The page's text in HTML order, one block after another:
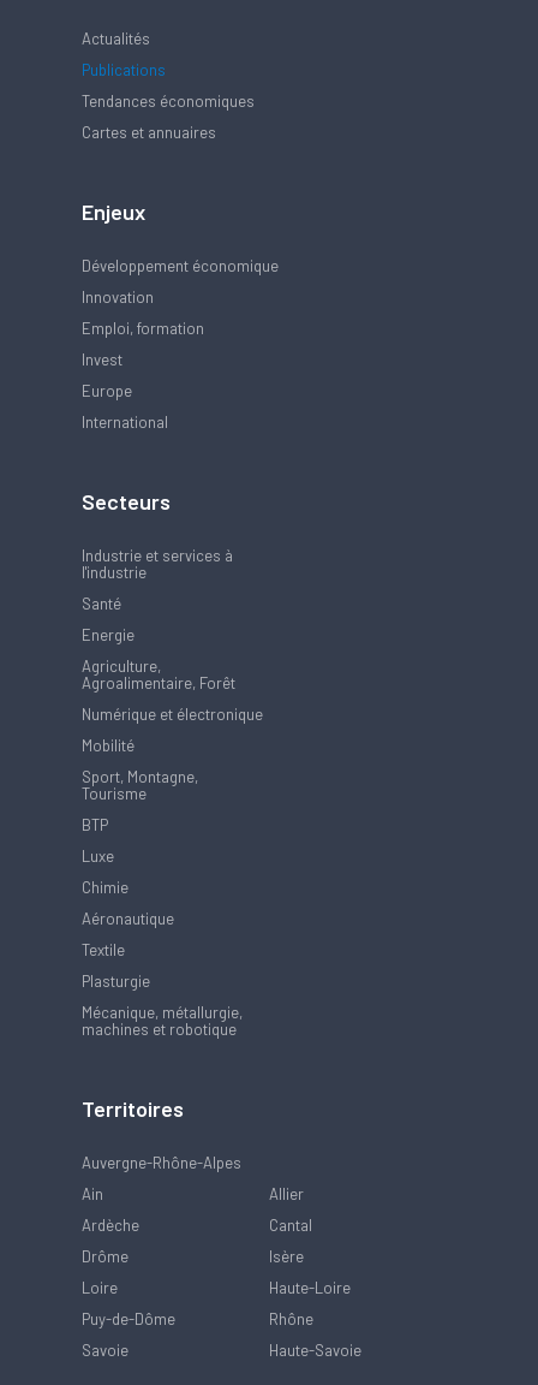
Actualités
Publications
Tendances économiques
Cartes et annuaires
Enjeux
Développement économique
Innovation
Emploi, formation
Invest
Europe
International
Secteurs
Industrie et services à
l'industrie
Santé
Energie
Agriculture,
Agroalimentaire, Forêt
Numérique et électronique
Mobilité
Sport, Montagne,
Tourisme
BTP
Luxe
Chimie
Aéronautique
Textile
Plasturgie
Mécanique, métallurgie,
machines et robotique
Territoires
Auvergne-Rhône-Alpes
Ain
Allier
Ardèche
Cantal
Drôme
Isère
Loire
Haute-Loire
Puy-de-Dôme
Rhône
Savoie
Haute-Savoie